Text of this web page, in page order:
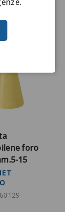
foro
15